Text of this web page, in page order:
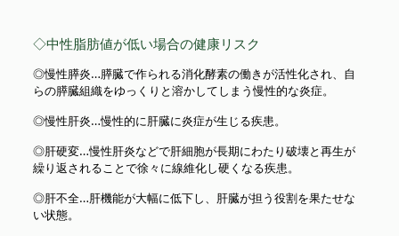
◇中性脂肪値が低い場合の健康リスク
◎慢性膵炎…膵臓で作られる消化酵素の働きが活性化され、自
らの膵臓組織をゆっくりと溶かしてしまう慢性的な炎症。
◎慢性肝炎…慢性的に肝臓に炎症が生じる疾患。
◎肝硬変…慢性肝炎などで肝細胞が長期にわたり破壊と再生が
繰り返されることで徐々に線維化し硬くなる疾患。
◎肝不全…肝機能が大幅に低下し、肝臓が担う役割を果たせな
い状態。